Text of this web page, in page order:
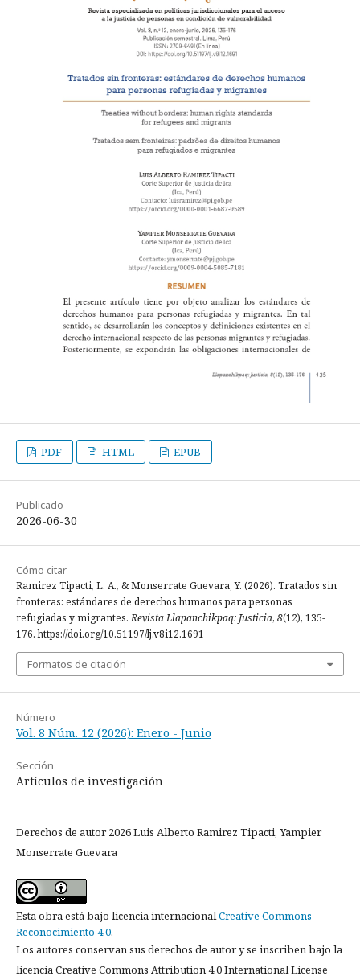
PDF HTML EPUB
Publicado
2026-06-30
Cómo citar
Ramirez Tipacti, L. A., & Monserrate Guevara, Y. (2026). Tratados sin
fronteras: estándares de derechos humanos para personas
refugiadas y migrantes.Revista Llapanchikpaq: Justicia, 8(12), 135-
176. https://doi.org/10.51197/lj.v8i12.1691
Formatos de citación
Número
Vol. 8 Núm. 12 (2026): Enero - Junio
Sección
Artículos de investigación
Derechos de autor 2026 Luis Alberto Ramirez Tipacti, Yampier
Monserrate Guevara
Esta obra está bajo licencia internacionalCreative Commons
Reconocimiento 4.0.
Los autores conservan sus derechos de autor y se inscriben bajo la
licencia Creative Commons Attribution 4.0 International License